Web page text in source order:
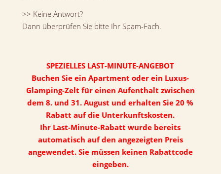
>> Keine Antwort?
Dann überprüfen Sie bitte Ihr Spam-Fach.
SPEZIELLES LAST-MINUTE-ANGEBOT
Buchen Sie ein Apartment oder ein Luxus-
Glamping-Zelt für einen Aufenthalt zwischen
dem 8. und 31. August und erhalten Sie 20 %
Rabatt auf die Unterkunftskosten.
Ihr Last-Minute-Rabatt wurde bereits
automatisch auf den angezeigten Preis
angewendet. Sie müssen keinen Rabattcode
eingeben.